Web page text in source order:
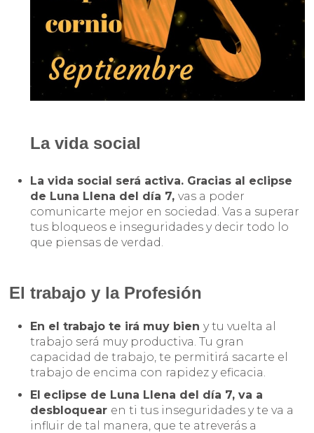
La vida social
La vida social será activa. Gracias al eclipse
de Luna Llena del día 7,vas a poder
comunicarte mejor en sociedad. Vas a superar
tus bloqueos e inseguridades y decir todo lo
que piensas de verdad.
El trabajo y la Profesión
En el trabajo te irá muy bieny tu vuelta al
trabajo será muy productiva. Tu gran
capacidad de trabajo, te permitirá sacarte el
trabajo de encima con rapidez y eficacia.
El eclipse de Luna Llena del día 7, va a
desbloquear en ti tus inseguridades y te va a
influir de tal manera, que te atreverás a